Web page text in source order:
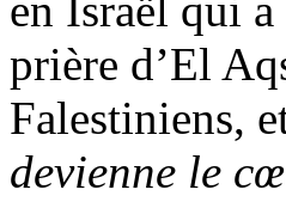
en Israël qui
prière d’El
Falestiniens,
devienne le